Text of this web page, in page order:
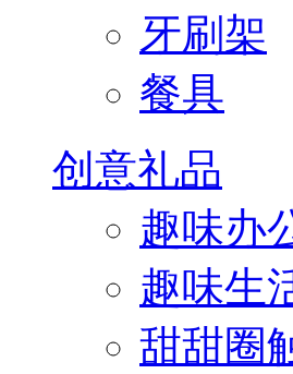
牙刷架
餐具
创意礼品
趣味办
趣味生
甜甜圈